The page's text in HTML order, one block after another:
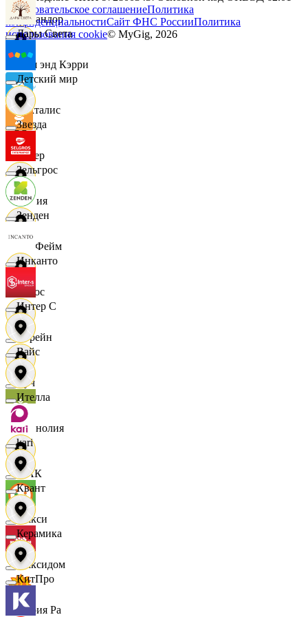
Командор
Кэш энд Кэрри
Лакталис
Левер
Линия
ЛисФейм
Логос
Лорейн
Луч
Магнолия
МАК
Макси
Максидом
Мария Ра
Дары Света
Детский мир
Звезда
Зельгрос
Зенден
Инканто
Интер С
Вайс
Ителла
kari
Квант
Керамика
КитПро
Пользовательское соглашениеПолитика
конфиденциальностиСайт ФНС РоссииПолитика
использования cookie© MyGig, 2026